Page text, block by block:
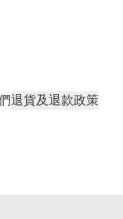
退貨及退款政策